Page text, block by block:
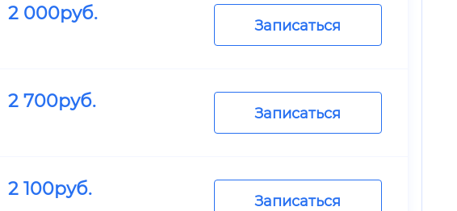
2 000руб.
Записаться
2 700руб.
Записаться
2 100руб.
Записаться